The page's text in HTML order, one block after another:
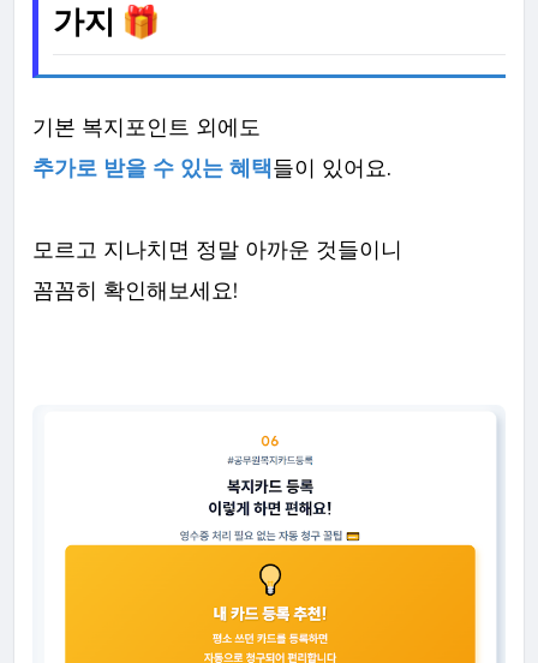
가지 🎁
기본 복지포인트 외에도
추가로 받을 수 있는 혜택들이 있어요.
모르고 지나치면 정말 아까운 것들이니
꼼꼼히 확인해보세요!